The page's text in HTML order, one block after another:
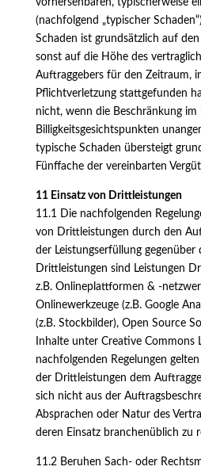
vorhersehbaren, typischerweise
(nachfolgend „typischer
Schaden ist grundsätzlich auf
sonst auf die Höhe des
Auftraggebers für den Zeitraum,
Pflichtverletzung stattgefunden
nicht, wenn die Beschränkung im
Billigkeitsgesichtspunkten
typische Schaden übersteigt
Fünffache der vereinbarten
11 Einsatz von Drittleistungen
11.1 Die nachfolgenden
von Drittleistungen durch den
der Leistungserfüllung gegenüber
Drittleistungen sind Leistungen
z.B. Onlineplattformen & -
Onlinewerkzeuge (z.B. Google
(z.B. Stockbilder), Open Source
Inhalte unter Creative Commons
nachfolgenden Regelungen
der Drittleistungen dem
sich nicht aus der
Absprachen oder Natur des
deren Einsatz branchenüblich zu
11.2 Beruhen Sach- oder